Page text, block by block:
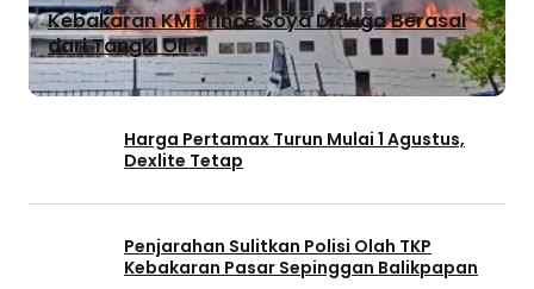
Kebakaran KM Prince Soya Diduga Berasal
dari Tangki Oli
Harga Pertamax Turun Mulai 1 Agustus,
Dexlite Tetap
Penjarahan Sulitkan Polisi Olah TKP
Kebakaran Pasar Sepinggan Balikpapan